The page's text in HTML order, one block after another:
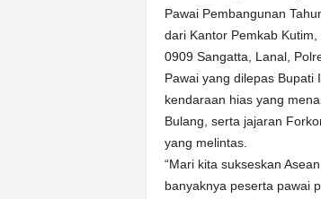
Pawai Pembangunan
dari Kantor Pemkab
0909 Sangatta, Lanal,
Pawai yang dilepas Bupati
kendaraan hias yang
Bulang, serta jajaran
yang melintas.
“Mari kita sukseskan
banyaknya peserta pawai